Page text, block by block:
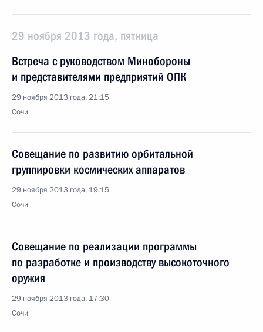
29 ноября 2013 года, пятница
Встреча с руководством Минобороны
и представителями предприятий ОПК
29 ноября 2013 года, 21:15
Сочи
Совещание по развитию орбитальной
группировки космических аппаратов
29 ноября 2013 года, 19:15
Сочи
Совещание по реализации программы
по разработке и производству высокоточного
оружия
29 ноября 2013 года, 17:30
Сочи